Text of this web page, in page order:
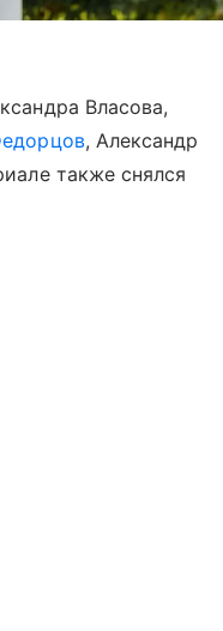
Власова,
, Александр
также снялся